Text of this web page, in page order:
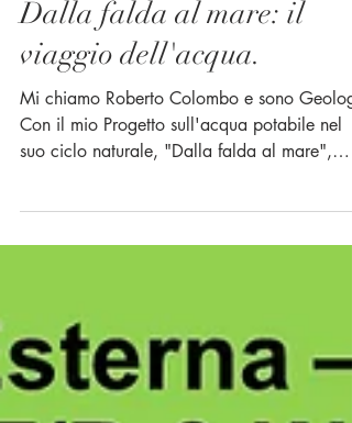
I nostri Progetti del 2018:
Dalla falda al mare: il
viaggio dell'acqua.
Mi chiamo Roberto Colombo e sono
suo ciclo naturale, "Dalla falda al mare",